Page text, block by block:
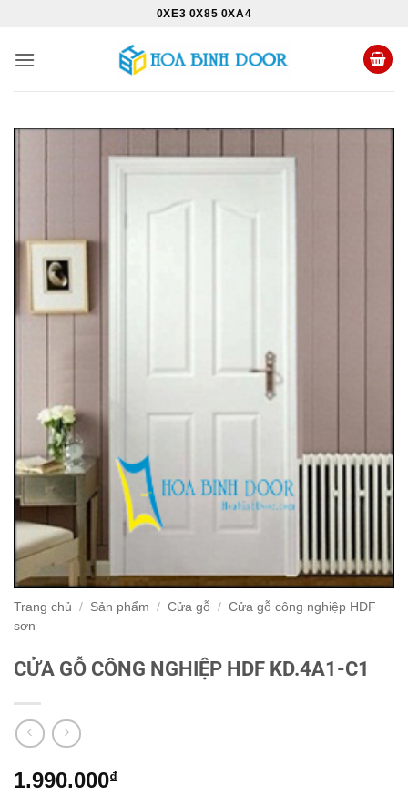
nội
0XE3 0X85 0XA4
Trang chủ / Sản phẩm / Cửa gỗ / Cửa gỗ công nghiệp HDF
sơn
CỬA GỖ CÔNG NGHIỆP HDF KD.4A1-C1
1.990.000₫